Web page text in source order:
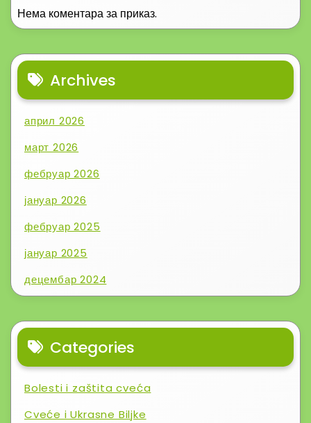
Нема коментара за приказ.
Archives
април 2026
март 2026
фебруар 2026
јануар 2026
фебруар 2025
јануар 2025
децембар 2024
Categories
Bolesti i zaštita cveća
Cveće i Ukrasne Biljke